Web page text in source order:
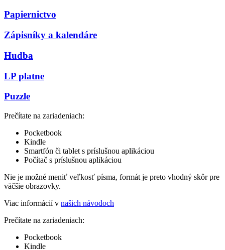
Papiernictvo
Zápisníky a kalendáre
Hudba
LP platne
Puzzle
Prečítate na zariadeniach:
Pocketbook
Kindle
Smartfón či tablet s príslušnou aplikáciou
Počítač s príslušnou aplikáciou
Nie je možné meniť veľkosť písma, formát je preto vhodný skôr pre
väčšie obrazovky.
Viac informácií v našich návodoch
Prečítate na zariadeniach:
Pocketbook
Kindle